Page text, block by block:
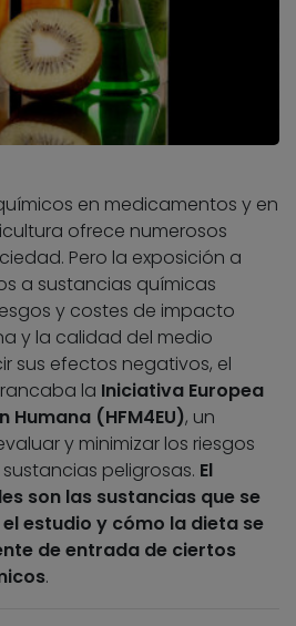
en medicamentos y en
ofrece numerosos
Pero la exposición a
a sustancias químicas
y costes de impacto
y la calidad del medio
sus efectos negativos, el
la Iniciativa Europea
(HFM4EU), un
y minimizar los riesgos
peligrosas. El
son las sustancias que se
estudio y cómo la dieta se
de entrada de ciertos
.